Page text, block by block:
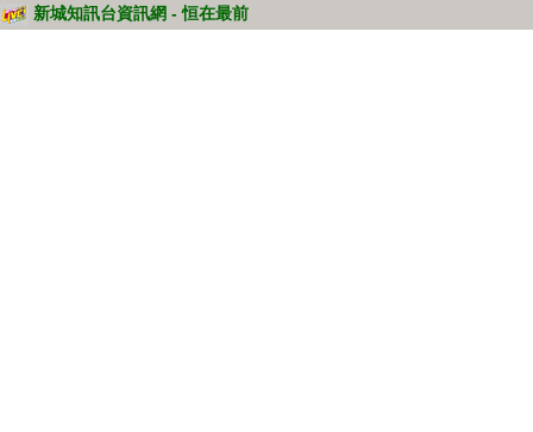
新城知訊台資訊網 - 恒在最前